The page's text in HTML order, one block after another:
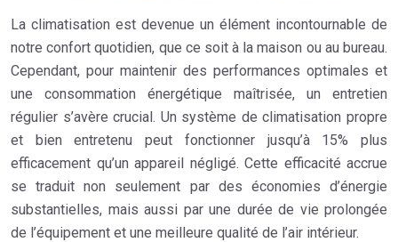
La climatisation est devenue un élément incontournable de
notre confort quotidien, que ce soit à la maison ou au bureau.
Cependant, pour maintenir des performances optimales et
une consommation énergétique maîtrisée, un entretien
régulier s’avère crucial. Un système de climatisation propre
et bien entretenu peut fonctionner jusqu’à 15% plus
efficacement qu’un appareil négligé. Cette efficacité accrue
se traduit non seulement par des économies d’énergie
substantielles, mais aussi par une durée de vie prolongée
de l’équipement et une meilleure qualité de l’air intérieur.